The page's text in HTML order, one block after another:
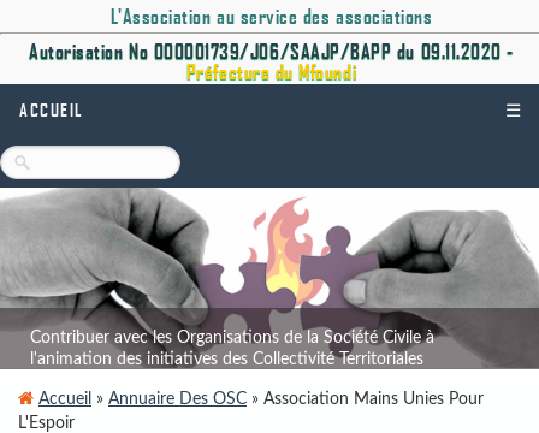
L'Association au service des associations
Autorisation No 000001739/J06/SAAJP/BAPP du 09.11.2020 -
Préfecture du Mfoundi
ACCUEIL ☰
Contribuer avec les Organisations de la Société Civile à
l'animation des initiatives des Collectivité Territoriales
Accueil » Annuaire Des OSC » Association Mains Unies Pour
L'Espoir